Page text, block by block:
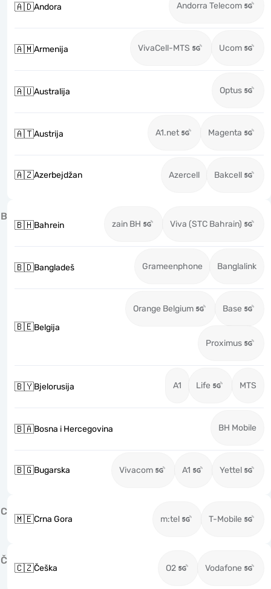
🇦🇩Andora Andorra Telecom
🇦🇲Armenija VivaCell-MTS Ucom
🇦🇺Australija Optus
🇦🇹Austrija A1.net Magenta
🇦🇿Azerbejdžan Azercell Bakcell
B
🇧🇭Bahrein zain BH Viva (STC Bahrain)
🇧🇩Bangladeš Grameenphone Banglalink
🇧🇪Belgija
Orange Belgium Base
Proximus
🇧🇾Bjelorusija A1 Life MTS
🇧🇦Bosna i Hercegovina BH Mobile
🇧🇬Bugarska Vivacom A1 Yettel
C
🇲🇪Crna Gora m:tel T-Mobile
Č
🇨🇿Češka O2 Vodafone